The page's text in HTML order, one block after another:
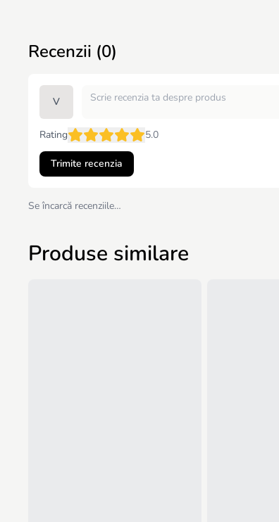
Recenzii (0)
V
Rating 5.0
Trimite recenzia
Se încarcă recenziile…
Produse similare